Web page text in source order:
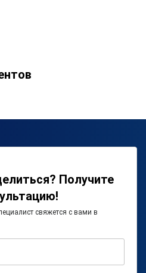
Получите
свяжется с вами в